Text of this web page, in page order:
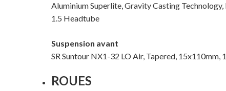
Aluminium Superlite, Gravity Casting
1.5 Headtube
Suspension avant
SR Suntour NX1-32 LO Air, Tapered, 15x110mm,
ROUES